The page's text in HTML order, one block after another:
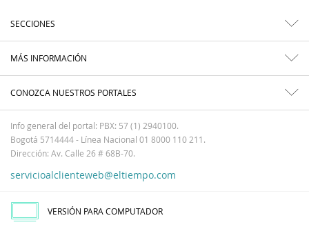
SECCIONES
MÁS INFORMACIÓN
CONOZCA NUESTROS PORTALES
Info general del portal: PBX: 57 (1) 2940100.
Bogotá 5714444 - Línea Nacional 01 8000 110 211.
Dirección: Av. Calle 26 # 68B-70.
servicioalclienteweb@eltiempo.com
VERSIÓN PARA COMPUTADOR